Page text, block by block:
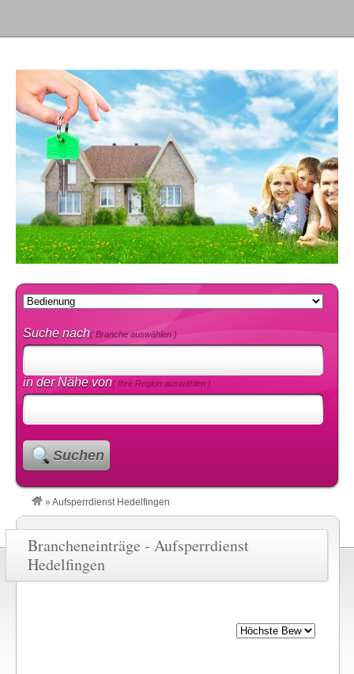
Suche nach( Branche auswählen )
in der Nähe von( Ihre Region auswählen )
Suchen
» Aufsperrdienst Hedelfingen
Brancheneinträge - Aufsperrdienst
Hedelfingen